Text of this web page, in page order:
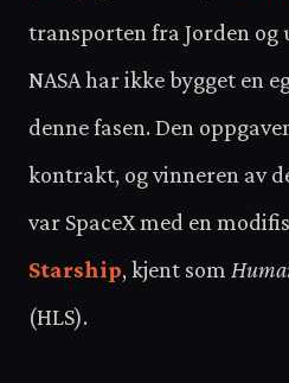
transporten fra Jorden og
NASA har ikke bygget en
denne fasen. Den
kontrakt, og vinneren av
var SpaceX med en
Starship, kjent som
(HLS).